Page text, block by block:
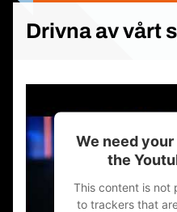
Drivna av vårt
We need
the
This content is not
to trackers that